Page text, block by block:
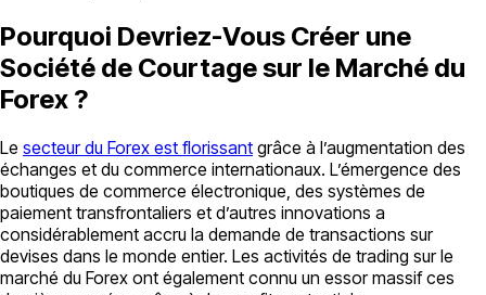
Pourquoi Devriez-Vous Créer une
Société de Courtage sur le Marché du
Forex ?
Le secteur du Forex est florissant grâce à l’augmentation des
échanges et du commerce internationaux. L’émergence des
boutiques de commerce électronique, des systèmes de
paiement transfrontaliers et d’autres innovations a
considérablement accru la demande de transactions sur
devises dans le monde entier. Les activités de trading sur le
marché du Forex ont également connu un essor massif ces